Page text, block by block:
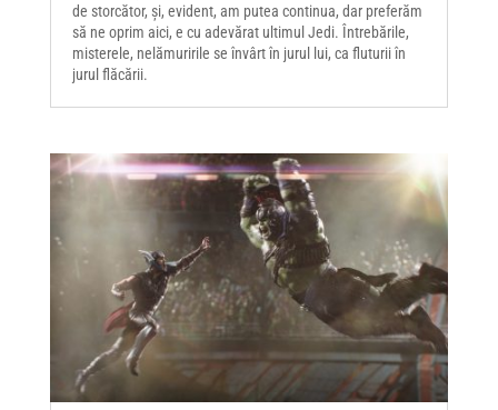
de storcător, și, evident, am putea continua, dar preferăm
să ne oprim aici, e cu adevărat ultimul Jedi. Întrebările,
misterele, nelămuririle se învârt în jurul lui, ca fluturii în
jurul flăcării.